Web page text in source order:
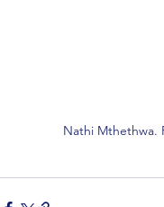
Nathi Mthethwa.